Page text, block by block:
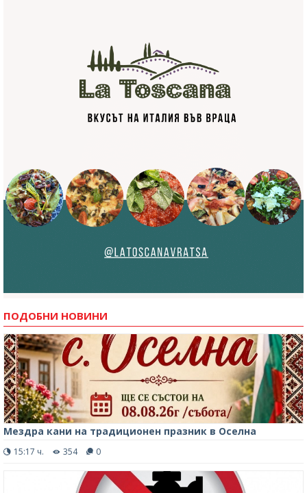
ПОДОБНИ НОВИНИ
Мездра кани на традиционен празник в Оселна
15:17 ч. 354 0